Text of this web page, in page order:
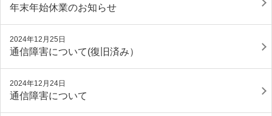
年末年始休業のお知らせ
2024年12月25日
通信障害について(復旧済み）
2024年12月24日
通信障害について